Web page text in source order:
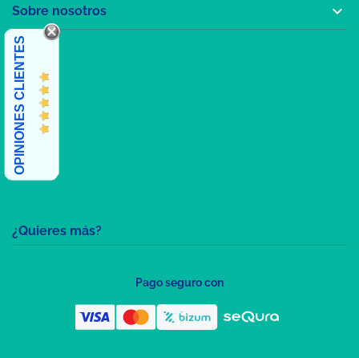
¿Quieres más?
Sobre nosotros 
OPINIONES CLIENTES
Pago seguro con